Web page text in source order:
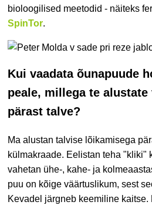
bioloogilised meetodid - näiteks
SpinTor.
Kui vaadata õunapuude
peale, millega te
pärast talve?
Ma alustan talvise lõikamisega
külmakraade. Eelistan teha "kliki"
vahetan ühe-, kahe- ja
puu on kõige väärtuslikum, sest
Kevadel järgneb keemiline kaitse.